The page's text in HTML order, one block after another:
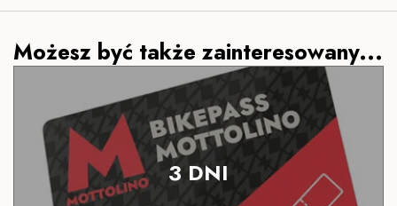
Możesz być także zainteresowany...
3 DNI